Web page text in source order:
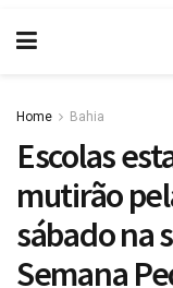
Home Bahia
Escolas
mutirão
sábado na
Semana